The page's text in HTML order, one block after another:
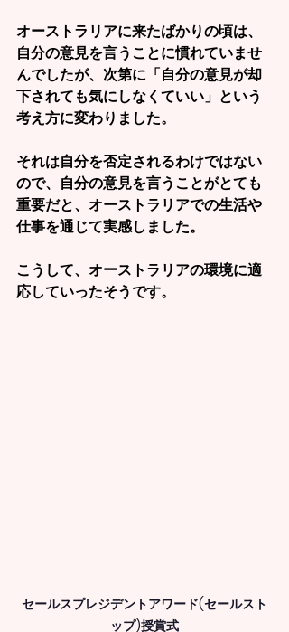
オーストラリアに来たばかりの頃は、
自分の意見を言うことに慣れていませ
んでしたが、次第に「自分の意見が却
下されても気にしなくていい」という
考え方に変わりました。
それは自分を否定されるわけではない
ので、自分の意見を言うことがとても
重要だと、オーストラリアでの生活や
仕事を通じて実感しました。
こうして、オーストラリアの環境に適
応していったそうです。
セールスプレジデントアワード(セールスト
ップ)授賞式